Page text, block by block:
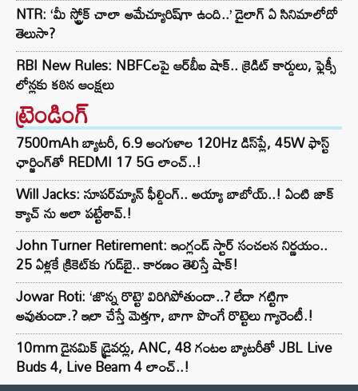
NTR: ‘మీ స్ట్రోక్ చాలా అమేచ్యూరిష్‌గా ఉంది..’ డైలాగ్ ఏ సినిమాలోదో
తెలుసా?
RBI New Rules: NBFCలపై ఆర్‌బీఐ షాక్.. క్రెడిట్ కార్డులు, ఫ్లెక్సీ
లోన్లకు కఠిన ఆంక్షలు
ట్రెండింగ్‌
7500mAh బ్యాటరీ, 6.9 అంగుళాల 120Hz డిస్‌ప్లే, 45W ఫాస్ట్
ఛార్జింగ్‌తో REDMI 17 5G లాంచ్..!
Will Jacks: సూపర్‌మ్యాన్ ఫీల్డింగ్.. అయ్యా బాబోయ్..! ఏంటి జాక్
క్యాచ్ ను అలా పట్టేశావ్.!
John Turner Retirement: ఇంగ్లండ్ స్టార్ సంచలన నిర్ణయం..
25 ఏళ్లకే క్రికెట్‌కు గుడ్‌బై.. కారణం తెలిస్తే షాక్!
Jowar Roti: ‘జొన్న రొట్టె’ విరిగిపోతుందా..? లేదా గట్టిగా
అవుతుందా.? ఇలా చేస్తే మెత్తగా, బాగా పొంగే రొట్టెలు గ్యారెంటీ.!
10mm డైనమిక్ డ్రైవర్లు, ANC, 48 గంటల బ్యాటరీతో JBL Live
Buds 4, Live Beam 4 లాంచ్..!